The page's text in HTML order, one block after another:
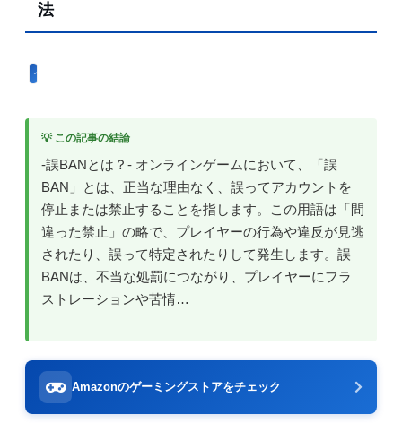
法
インターネット用語
💡 この記事の結論
-誤BANとは？- オンラインゲームにおいて、「誤
BAN」とは、正当な理由なく、誤ってアカウントを
停止または禁止することを指します。この用語は「間
違った禁止」の略で、プレイヤーの行為や違反が見逃
されたり、誤って特定されたりして発生します。誤
BANは、不当な処罰につながり、プレイヤーにフラ
ストレーションや苦情…
Amazonのゲーミングストアをチェック